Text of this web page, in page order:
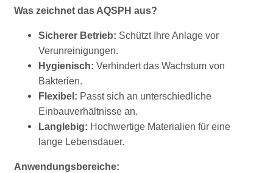
Was zeichnet das AQSPH aus?
Sicherer Betrieb: Schützt Ihre Anlage vor
Verunreinigungen.
Hygienisch: Verhindert das Wachstum von
Bakterien.
Flexibel: Passt sich an unterschiedliche
Einbauverhältnisse an.
Langlebig: Hochwertige Materialien für eine
lange Lebensdauer.
Anwendungsbereiche: